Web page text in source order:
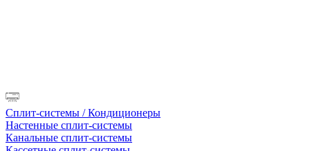
Сплит-системы / Кондиционеры
Настенные сплит-системы
Канальные сплит-системы